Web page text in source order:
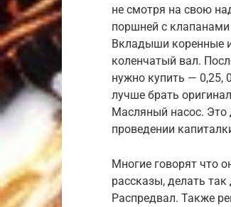
не смотря на свою
поршней с
Вкладыши коренные
коленчатый вал.
нужно купить — 0,25,
лучше брать
Масляный насос. Это
проведении
Многие говорят что
рассказы, делать так
Распредвал. Также